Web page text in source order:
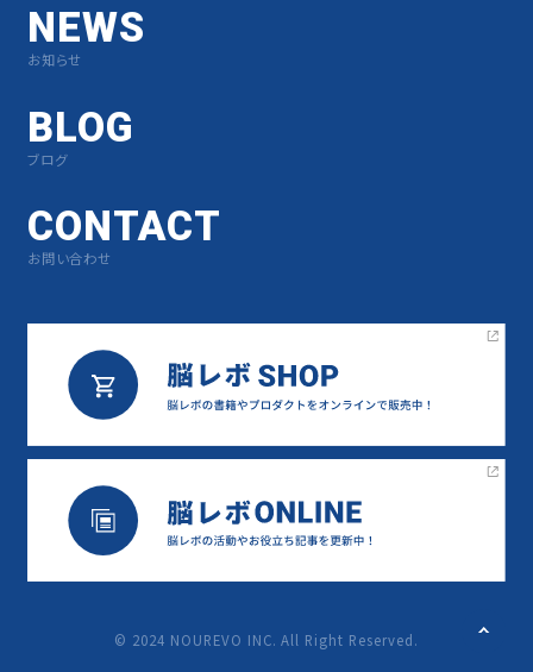
NEWS
お知らせ
BLOG
ブログ
CONTACT
お問い合わせ
©︎ 2024 NOUREVO INC. All Right Reserved.